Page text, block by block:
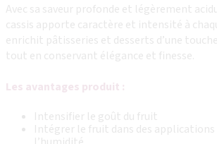
Avec sa saveur profonde et légèrement
cassis apporte caractère et intensité à
enrichit pâtisseries et desserts d’une
tout en conservant élégance et finesse.
Les avantages produit :
Intensifier le goût du fruit
Intégrer le fruit dans des applications